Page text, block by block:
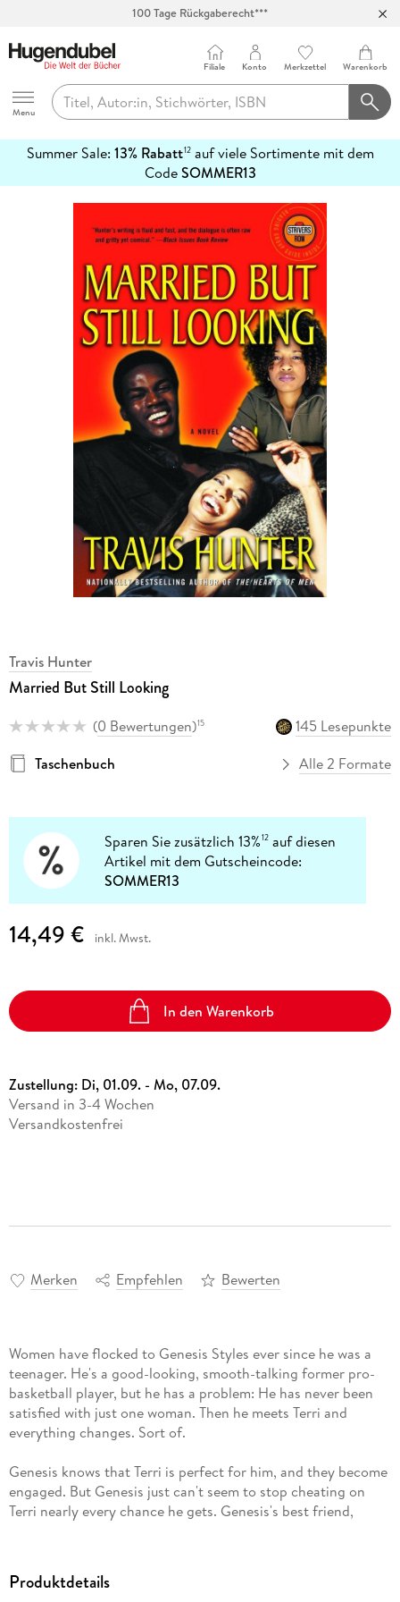
100 Tage Rückgaberecht***
Hugendubel
Menu
Filiale Konto Merkzettel Warenkorb
Summer Sale: 13% Rabatt12auf viele Sortimente mit dem
CodeSOMMER13
erfahren
Travis Hunter
Married But Still Looking
(0 Bewertungen)15
145 Lesepunkte
Taschenbuch
Alle 2 Formate
Sparen Sie zusätzlich 13%12 auf diesen
Artikel mit dem Gutscheincode:
SOMMER13
14,49 € inkl. Mwst.
In den Warenkorb
Zustellung: Di, 01.09. - Mo, 07.09.
Versand in 3-4 Wochen
Versandkostenfrei
Merken Empfehlen Bewerten
Women have flocked to Genesis Styles ever since he was a
teenager. He's a good-looking, smooth-talking former pro-
basketball player, but he has a problem: He has never been
satisfied with just one woman. Then he meets Terri and
everything changes. Sort of.
Genesis knows that Terri is perfect for him, and they become
engaged. But Genesis just can't seem to stop cheating on
Terri nearly every chance he gets. Genesis's best friend,
Produktdetails